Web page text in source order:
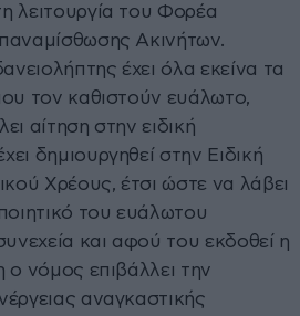
λειτουργία του Φορέα
Ακινήτων.
έχει όλα εκείνα τα
τον καθιστούν ευάλωτο,
αίτηση στην ειδική
δημιουργηθεί στην Ειδική
Χρέους, έτσι ώστε να λάβει
του ευάλωτου
και αφού του εκδοθεί η
ο νόμος επιβάλλει την
αναγκαστικής